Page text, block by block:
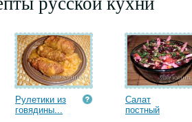
Рулетики из
говядины...
Салат
постный